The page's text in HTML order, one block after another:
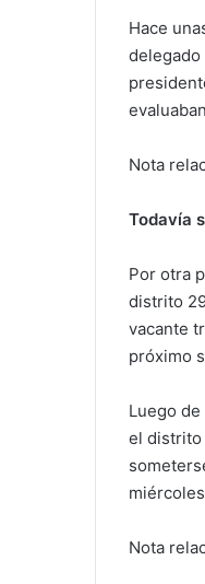
Hace
delegado
Nota
Todavía
Por otra
distrito
vacante
próximo
Luego
el distrito
Nota